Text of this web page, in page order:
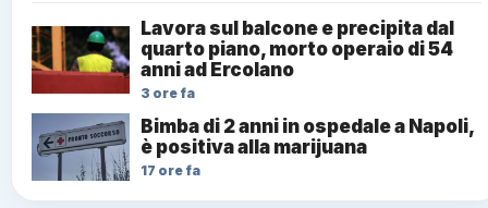
Lavora sul balcone e precipita dal
quarto piano, morto operaio di 54
anni ad Ercolano
3 ore fa
Bimba di 2 anni in ospedale a Napoli,
è positiva alla marijuana
17 ore fa